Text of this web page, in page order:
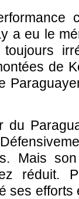
a eu le
de
du
Mais
réduit.
ses efforts